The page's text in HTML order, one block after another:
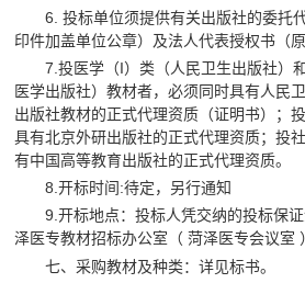
6. 投标单位须提供有关出版社的委托
印件加盖单位公章）及法人代表授权书（原
7.投医学（I）类（人民卫生出版社）
医学出版社）教材者，必须同时具有人民
出版社教材的正式代理资质（证明书）；
具有北京外研出版社的正式代理资质；投
有中国高等教育出版社的正式代理资质。
8.开标时间:待定，另行通知
9.开标地点：投标人凭交纳的投标保
泽医专教材招标办公室（ 菏泽医专会议室
七、采购教材及种类：详见标书。